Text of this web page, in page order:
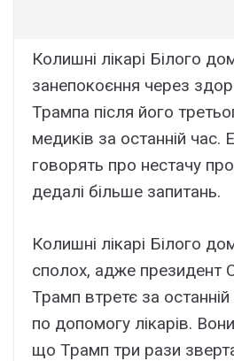
Колишні лікарі Білого
занепокоєння через
Трампа після його
медиків за останній час.
говорять про нестачу
дедалі більше запитань.
Колишні лікарі Білого
сполох, адже
Трамп втретє за
по допомогу лікарів.
що Трамп три рази